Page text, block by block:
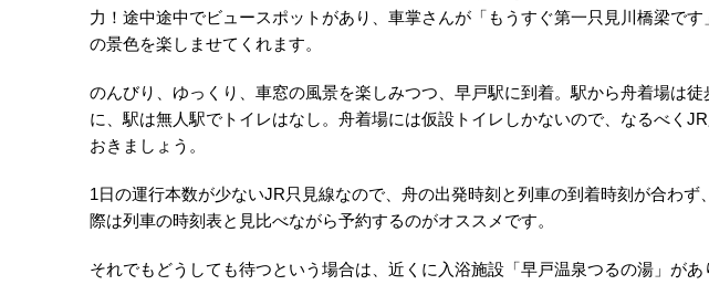
力！途中途中でビュースポットがあり、車掌さんが「もうすぐ第一只見川橋梁で
の景色を楽しませてくれます。
のんびり、ゆっくり、車窓の風景を楽しみつつ、早戸駅に到着。駅から舟着場は
に、駅は無人駅でトイレはなし。舟着場には仮設トイレしかないので、なるべく
おきましょう。
1日の運行本数が少ないJR只見線なので、舟の出発時刻と列車の到着時刻が合わず
際は列車の時刻表と見比べながら予約するのがオススメです。
それでもどうしても待つという場合は、近くに入浴施設「早戸温泉つるの湯」が